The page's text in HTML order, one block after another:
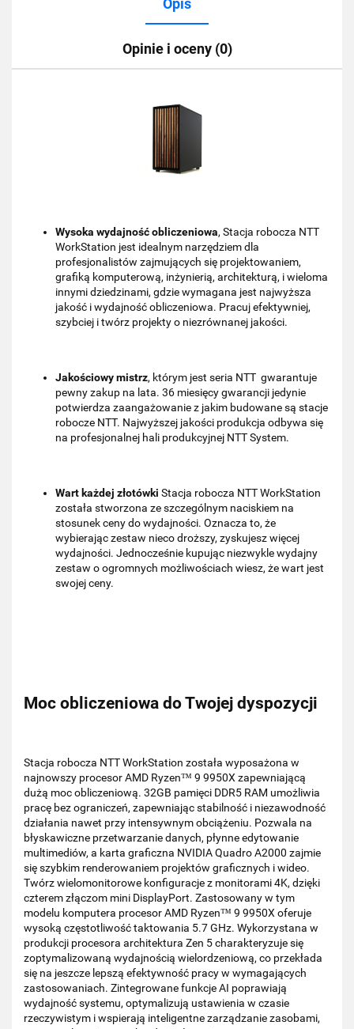
Opinie i oceny (0)
Wysoka wydajność obliczeniowa, Stacja robocza NTT
WorkStation jest idealnym narzędziem dla
profesjonalistów zajmujących się projektowaniem,
grafiką komputerową, inżynierią, architekturą, i wieloma
innymi dziedzinami, gdzie wymagana jest najwyższa
jakość i wydajność obliczeniowa. Pracuj efektywniej,
szybciej i twórz projekty o niezrównanej jakości.
Jakościowy mistrz, którym jest seria NTT gwarantuje
pewny zakup na lata. 36 miesięcy gwarancji jedynie
potwierdza zaangażowanie z jakim budowane są stacje
robocze NTT. Najwyższej jakości produkcja odbywa się
na profesjonalnej hali produkcyjnej NTT System.
Wart każdej złotówki Stacja robocza NTT WorkStation
została stworzona ze szczególnym naciskiem na
stosunek ceny do wydajności. Oznacza to, że
wybierając zestaw nieco droższy, zyskujesz więcej
wydajności. Jednocześnie kupując niezwykle wydajny
zestaw o ogromnych możliwościach wiesz, że wart jest
swojej ceny.
Moc obliczeniowa do Twojej dyspozycji
Stacja robocza NTT WorkStation została wyposażona w
najnowszy procesor AMD Ryzen™ 9 9950X zapewniającą
dużą moc obliczeniową. 32GB pamięci DDR5 RAM umożliwia
pracę bez ograniczeń, zapewniając stabilność i niezawodność
działania nawet przy intensywnym obciążeniu. Pozwala na
błyskawiczne przetwarzanie danych, płynne edytowanie
multimediów, a karta graficzna NVIDIA Quadro A2000 zajmie
się szybkim renderowaniem projektów graficznych i wideo.
Twórz wielomonitorowe konfiguracje z monitorami 4K, dzięki
czterem złączom mini DisplayPort. Zastosowany w tym
modelu komputera procesor AMD Ryzen™ 9 9950X oferuje
wysoką częstotliwość taktowania 5.7 GHz. Wykorzystana w
produkcji procesora architektura Zen 5 charakteryzuje się
zoptymalizowaną wydajnością wielordzeniową, co przekłada
się na jeszcze lepszą efektywność pracy w wymagających
zastosowaniach. Zintegrowane funkcje AI poprawiają
wydajność systemu, optymalizują ustawienia w czasie
rzeczywistym i wspierają inteligentne zarządzanie zasobami,